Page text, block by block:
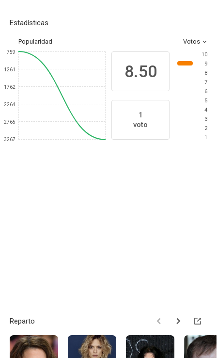
Estadísticas
Popularidad Votos
759
1261
1762
2264
2765
3267
8.50
1
voto
10
9
8
7
6
5
4
3
2
1
Reparto